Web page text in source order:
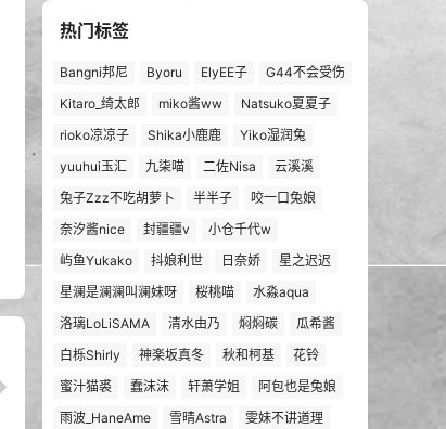
热门标签
Bangni邦尼 Byoru ElyEE子
G44不会受伤
Kitaro_绮太郎
miko酱ww
Natsuko夏夏子
rioko凉凉子
Shika小鹿鹿
Yiko湿润兔
yuuhui玉汇
九柒喵 二佐Nisa
云溪溪
兔子Zzz不吃胡萝卜
半半子
咬一口兔娘
奈汐酱nice
封疆疆v
小仓千代w
屿鱼Yukako
抖娘利世 日奈娇
星之迟迟
星澜是澜澜叫澜妹呀
桜桃喵
水淼aqua
洛璃LoLiSAMA
清水由乃 焖焖碳
瓜希酱
白栎Shirly
神楽坂真冬 秋和柯基
花铃
蜜汁猫裘
蠢沫沫 轩萧学姐
阿包也是兔娘
雨波_HaneAme
雪晴Astra
雯妹不讲道理